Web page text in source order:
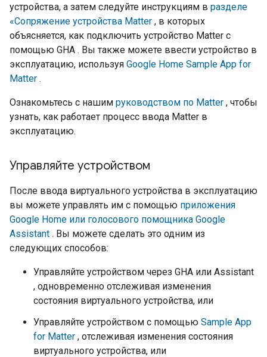
устройства, а затем следуйте инструкциям в разделе
«Сопряжение устройства Matter , в которых
объясняется, как подключить устройство Matter с
помощью GHA . Вы также можете ввести устройство в
эксплуатацию, используя Google Home Sample App for
Matter .
Ознакомьтесь с нашим руководством по Matter , чтобы
узнать, как работает процесс ввода Matter в
эксплуатацию.
Управляйте устройством
После ввода виртуального устройства в эксплуатацию
вы можете управлять им с помощью приложения
Google Home или голосового помощника Google
Assistant . Вы можете сделать это одним из
следующих способов:
Управляйте устройством через GHA или Assistant
, одновременно отслеживая изменения
состояния виртуального устройства, или
Управляйте устройством с помощью Sample App
for Matter , отслеживая изменения состояния
виртуального устройства, или